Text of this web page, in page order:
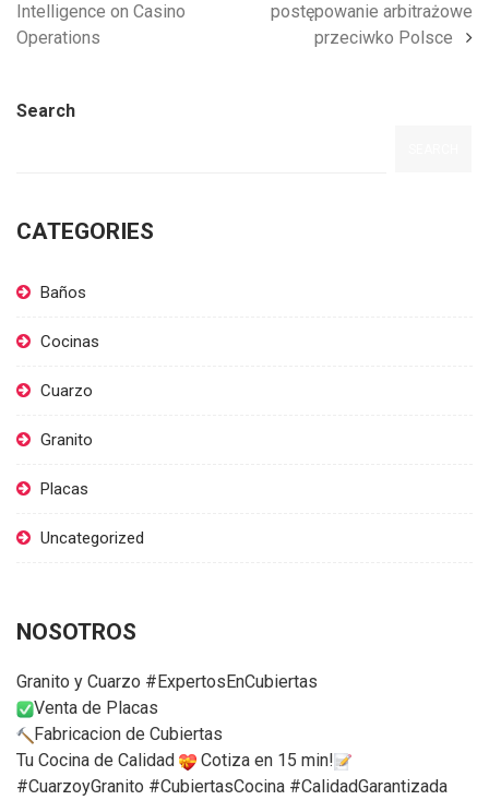
Intelligence on Casino
Operations
postępowanie arbitrażowe
przeciwko Polsce
Search
CATEGORIES
Baños
Cocinas
Cuarzo
Granito
Placas
Uncategorized
NOSOTROS
Granito y Cuarzo #ExpertosEnCubiertas
Venta de Placas
Fabricacion de Cubiertas
Tu Cocina de Calidad
Cotiza en 15 min!
#CuarzoyGranito #CubiertasCocina #CalidadGarantizada